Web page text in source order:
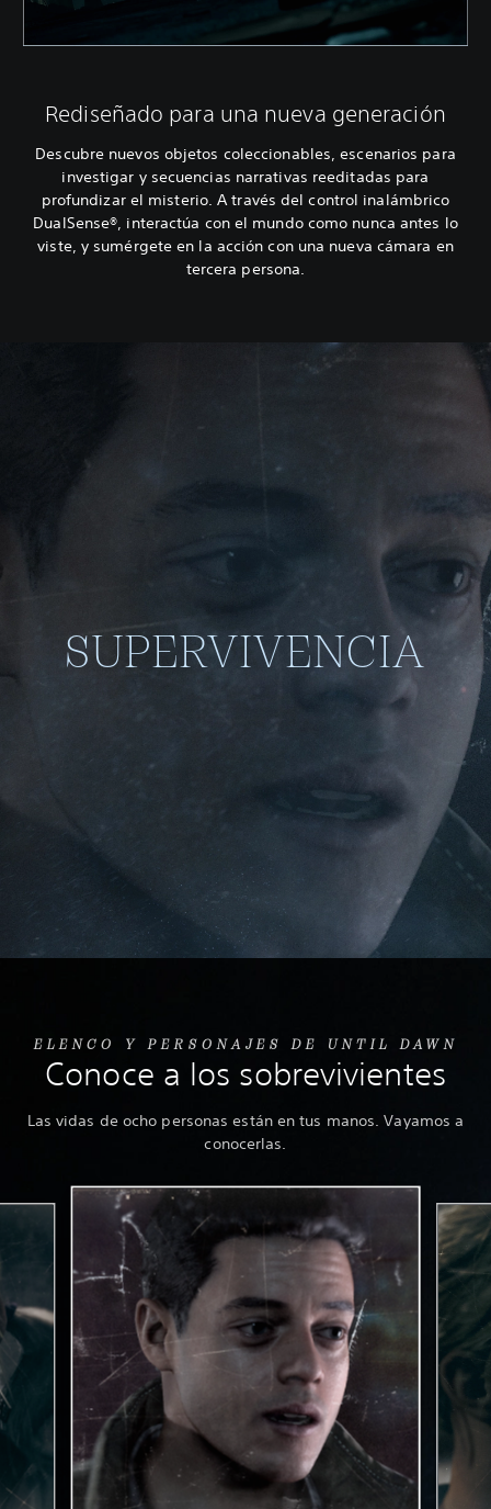
Rediseñado para una nueva generación
Descubre nuevos objetos coleccionables, escenarios para
investigar y secuencias narrativas reeditadas para
profundizar el misterio. A través del control inalámbrico
DualSense®, interactúa con el mundo como nunca antes lo
viste, y sumérgete en la acción con una nueva cámara en
tercera persona.
SUPERVIVENCIA
ELENCO Y PERSONAJES DE UNTIL DAWN
Conoce a los sobrevivientes
Las vidas de ocho personas están en tus manos. Vayamos a
conocerlas.